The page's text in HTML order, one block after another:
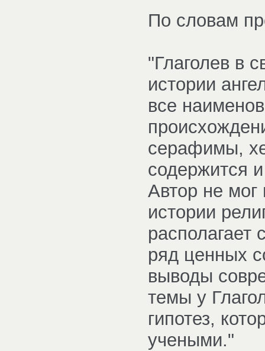
По словам
"Глаголев в
истории
все
серафимы,
содержится
Автор не мог
истории
располагает
ряд ценных
выводы
темы у
гипотез,
учеными."